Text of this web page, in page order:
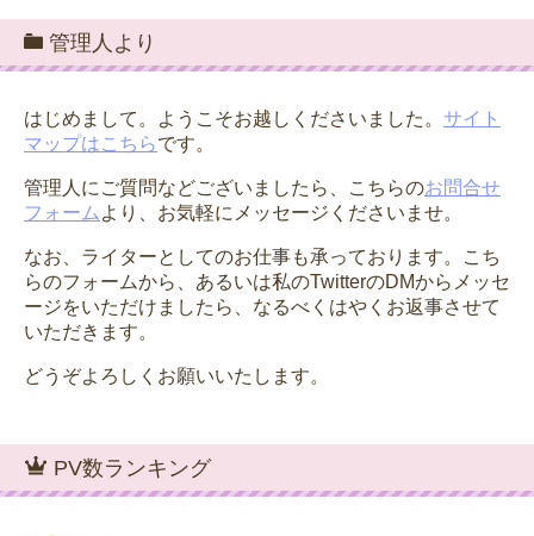
管理人より
はじめまして。ようこそお越しくださいました。 サイト
マップはこちらです。
管理人にご質問などございましたら、こちらのお問合せ
フォーム より、お気軽にメッセージくださいませ。
なお、ライターとしてのお仕事も承っております。こち
らのフォームから、あるいは私のTwitterのDMからメッセ
ージをいただけましたら、なるべくはやくお返事させて
いただきます。
どうぞよろしくお願いいたします。
PV数ランキング